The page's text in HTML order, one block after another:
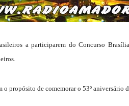
a participarem do Concurso
propósito de comemorar o 53º aniversário